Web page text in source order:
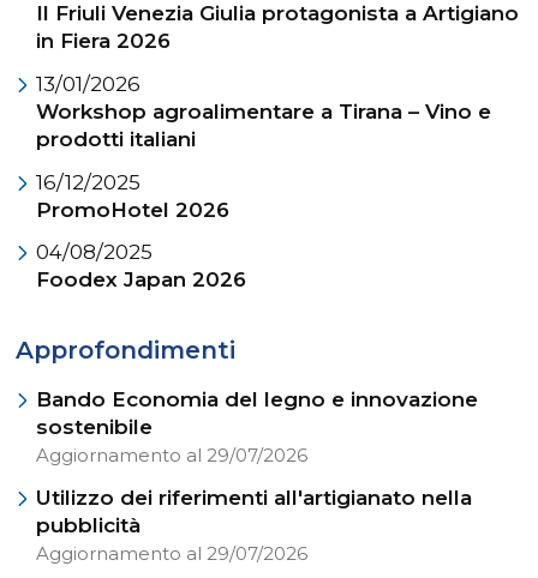
Il Friuli Venezia Giulia protagonista a Artigiano
in Fiera 2026
13/01/2026
Workshop agroalimentare a Tirana – Vino e
prodotti italiani
16/12/2025
PromoHotel 2026
04/08/2025
Foodex Japan 2026
Approfondimenti
Bando Economia del legno e innovazione
sostenibile
Aggiornamento al 29/07/2026
Utilizzo dei riferimenti all'artigianato nella
pubblicità
Aggiornamento al 29/07/2026